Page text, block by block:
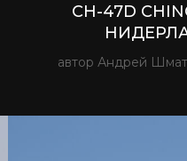
CH-47D
автор Андрей